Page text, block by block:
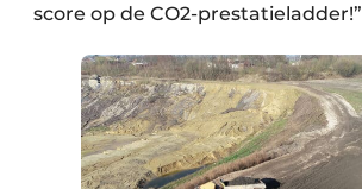
score op de CO2-prestatieladder!”